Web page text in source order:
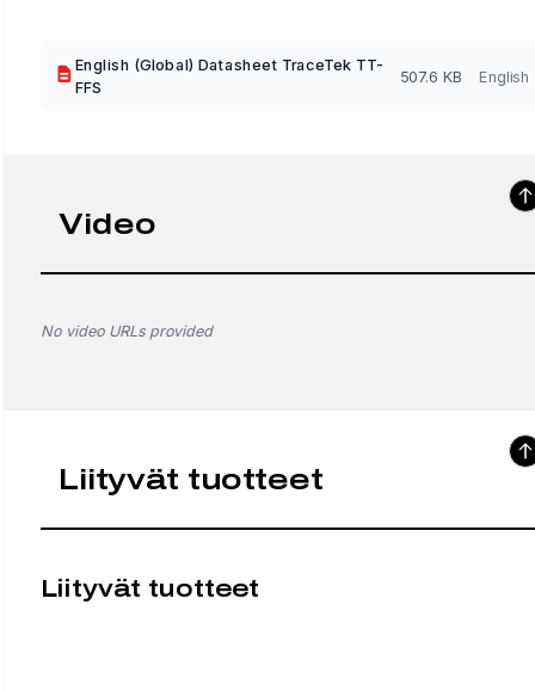
English (Global) Datasheet TraceTek TT-
FFS
507.6 KB English
Video
No video URLs provided
Liityvät tuotteet
Liityvät tuotteet